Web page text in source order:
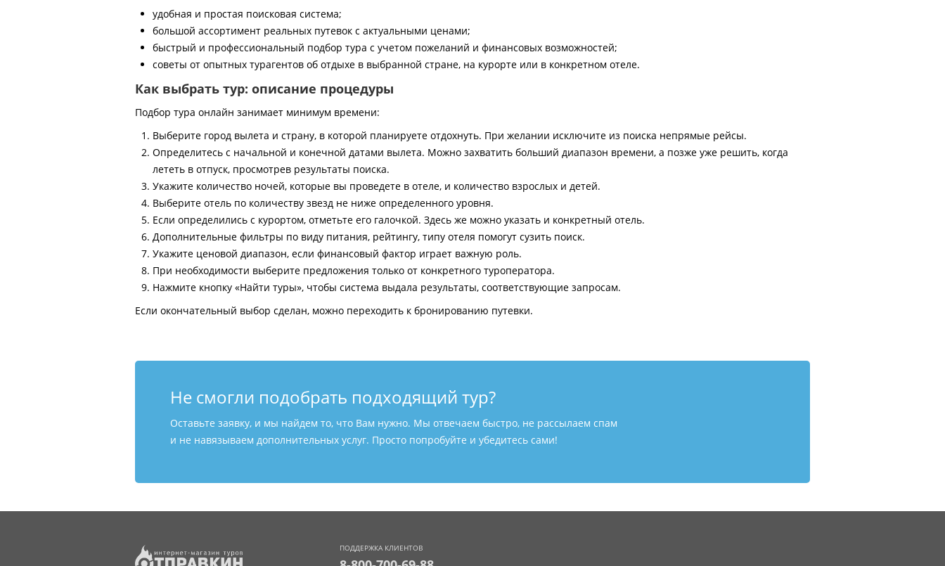
удобная и простая поисковая система;
большой ассортимент реальных путевок с актуальными ценами;
быстрый и профессиональный подбор тура с учетом пожеланий и финансовых возможностей;
советы от опытных турагентов об отдыхе в выбранной стране, на курорте или в конкретном отеле.
Как выбрать тур: описание процедуры
Подбор тура онлайн занимает минимум времени:
Выберите город вылета и страну, в которой планируете отдохнуть. При желании исключите из поиска непрямые рейсы.
Определитесь с начальной и конечной датами вылета. Можно захватить больший диапазон времени, а позже уже решить, когда
лететь в отпуск, просмотрев результаты поиска.
Укажите количество ночей, которые вы проведете в отеле, и количество взрослых и детей.
Выберите отель по количеству звезд не ниже определенного уровня.
Если определились с курортом, отметьте его галочкой. Здесь же можно указать и конкретный отель.
Дополнительные фильтры по виду питания, рейтингу, типу отеля помогут сузить поиск.
Укажите ценовой диапазон, если финансовый фактор играет важную роль.
При необходимости выберите предложения только от конкретного туроператора.
Нажмите кнопку «Найти туры», чтобы система выдала результаты, соответствующие запросам.
Если окончательный выбор сделан, можно переходить к бронированию путевки.
Не смогли подобрать подходящий тур?
Оставьте заявку, и мы найдем то, что Вам нужно. Мы отвечаем быстро, не рассылаем спам
и не навязываем дополнительных услуг. Просто попробуйте и убедитесь сами!
ПОДДЕРЖКА КЛИЕНТОВ